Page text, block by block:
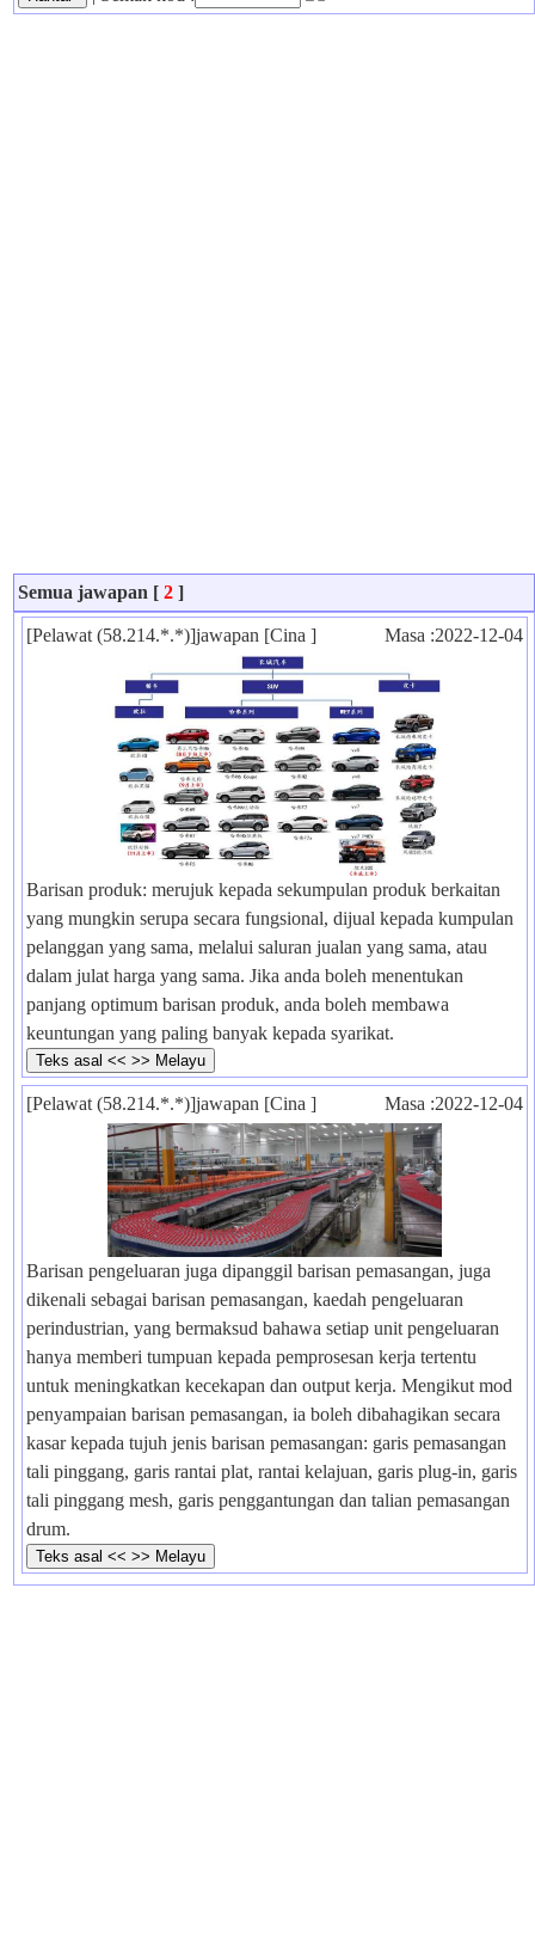
Semua jawapan [ 2 ]
[Pelawat (58.214.*.*)]jawapan [Cina ] Masa :2022-12-04
Barisan produk: merujuk kepada sekumpulan produk berkaitan
yang mungkin serupa secara fungsional, dijual kepada kumpulan
pelanggan yang sama, melalui saluran jualan yang sama, atau
dalam julat harga yang sama. Jika anda boleh menentukan
panjang optimum barisan produk, anda boleh membawa
keuntungan yang paling banyak kepada syarikat.
[Pelawat (58.214.*.*)]jawapan [Cina ] Masa :2022-12-04
Barisan pengeluaran juga dipanggil barisan pemasangan, juga
dikenali sebagai barisan pemasangan, kaedah pengeluaran
perindustrian, yang bermaksud bahawa setiap unit pengeluaran
hanya memberi tumpuan kepada pemprosesan kerja tertentu
untuk meningkatkan kecekapan dan output kerja. Mengikut mod
penyampaian barisan pemasangan, ia boleh dibahagikan secara
kasar kepada tujuh jenis barisan pemasangan: garis pemasangan
tali pinggang, garis rantai plat, rantai kelajuan, garis plug-in, garis
tali pinggang mesh, garis penggantungan dan talian pemasangan
drum.